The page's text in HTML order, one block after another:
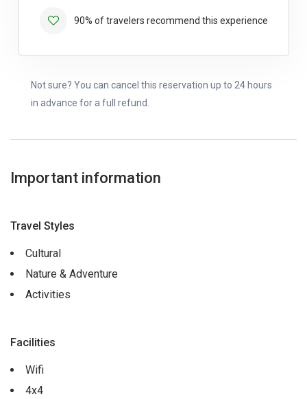
90% of travelers recommend this experience
Not sure? You can cancel this reservation up to 24 hours
in advance for a full refund.
Important information
Travel Styles
Cultural
Nature & Adventure
Activities
Facilities
Wifi
4x4